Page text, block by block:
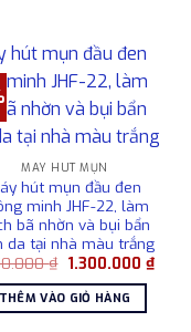
MÁY HÚT MỤN
hút mụn đầu đen
minh JHF-22, làm
bã nhờn và bụi bẩn
da tại nhà màu trắng
₫ Giá
là:
2.150.000 ₫.
1.300.000 ₫Giá
hiện
THÊM VÀO GIỎ HÀNG